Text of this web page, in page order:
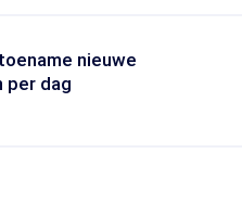
nieuwe
per dag